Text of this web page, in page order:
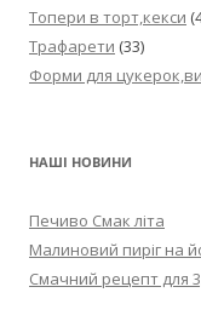
Топери в торт,кекси
Трафарети (33)
Форми для
НАШІ НОВИНИ
Печиво Смак літа
Малиновий пиріг на
Смачний рецепт для